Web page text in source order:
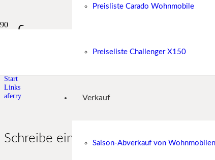
Preisliste Carado Wohnmobile
Preiseliste Challenger X150
Verkauf
Saison-Abverkauf von Wohnmobilen
aferry
Start
Links
aferry
Schreibe einen Kommentar